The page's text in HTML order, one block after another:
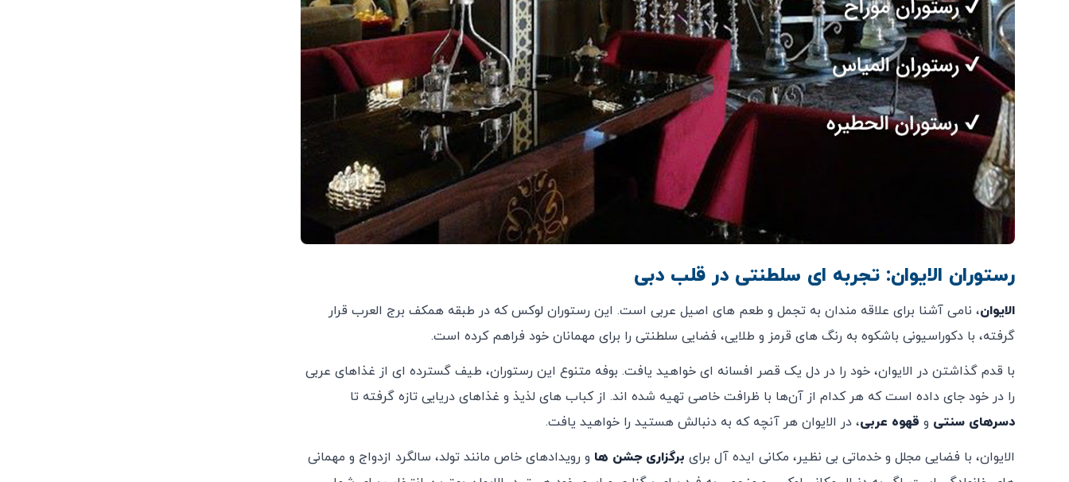
رستوران الایوان: تجربه‌ ای سلطنتی در قلب دبی
الایوان، نامی آشنا برای علاقه‌ مندان به تجمل و طعم‌ های اصیل عربی است. این رستوران لوکس که در طبقه‌ همکف برج العرب قرار
گرفته، با دکوراسیونی باشکوه به رنگ‌ های قرمز و طلایی، فضایی سلطنتی را برای مهمانان خود فراهم کرده است.
با قدم گذاشتن در الایوان، خود را در دل یک قصر افسانه ‌ای خواهید یافت. بوفه‌ متنوع این رستوران، طیف گسترده‌ ای از غذاهای عربی
را در خود جای داده است که هر کدام از آن‌ها با ظرافت خاصی تهیه شده‌ اند. از کباب‌ های لذیذ و غذاهای دریایی تازه گرفته تا
دسرهای سنتی و قهوه عربی، در الایوان هر آنچه که به دنبالش هستید را خواهید یافت.
الایوان، با فضایی مجلل و خدماتی بی ‌نظیر، مکانی ایده ‌آل برای برگزاری جشن‌ ها و رویدادهای خاص مانند تولد، سالگرد ازدواج و مهمانی‌